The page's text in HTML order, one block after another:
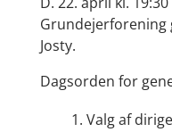
Grundejerforening
Josty.
Dagsorden for
Valg af